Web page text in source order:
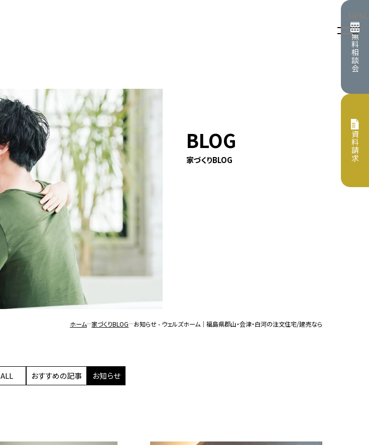
ホーム
最新情報
おすすめの記事
お知らせ
コンセプト 保証・サポート
注文住宅
企画住宅
SmALL
土地・建売
無
料
相
談
会
資
料
請
求
BLOG
家づくりBLOG
ホーム 家づくりBLOG お知らせ - ウェルズホーム｜福島県郡山・会津・白河の注文住宅/建売なら
ALL おすすめの記事 お知らせ